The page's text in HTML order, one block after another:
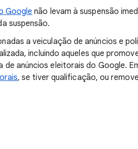
Google não levam à suspensão
suspensão.
a veiculação de anúncios e
incluindo aqueles que
anúncios eleitorais do Google.
, se tiver qualificação, ou